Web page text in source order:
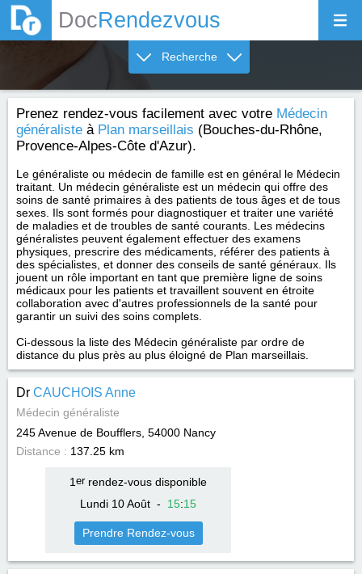
DocRendezvous
Recherche
Prenez rendez-vous facilement avec votre Médecin
généraliste à Plan marseillais (Bouches-du-Rhône,
Provence-Alpes-Côte d'Azur).
Le généraliste ou médecin de famille est en général le Médecin
traitant. Un médecin généraliste est un médecin qui offre des
soins de santé primaires à des patients de tous âges et de tous
sexes. Ils sont formés pour diagnostiquer et traiter une variété
de maladies et de troubles de santé courants. Les médecins
généralistes peuvent également effectuer des examens
physiques, prescrire des médicaments, référer des patients à
des spécialistes, et donner des conseils de santé généraux. Ils
jouent un rôle important en tant que première ligne de soins
médicaux pour les patients et travaillent souvent en étroite
collaboration avec d'autres professionnels de la santé pour
garantir un suivi des soins complets.
Ci-dessous la liste des Médecin généraliste par ordre de
distance du plus près au plus éloigné de Plan marseillais.
Dr CAUCHOIS Anne
Médecin généraliste
245 Avenue de Boufflers, 54000 Nancy
Distance : 137.25 km
1 errendez-vous disponible
Lundi 10 Août - 15:15
Prendre Rendez-vous